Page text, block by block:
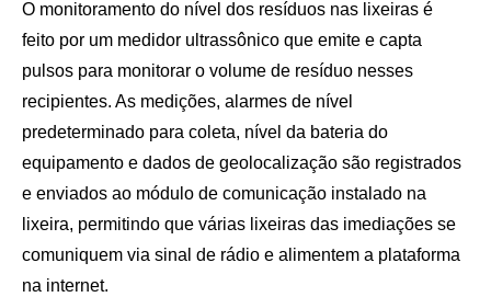
O monitoramento do nível dos resíduos nas lixeiras é
feito por um medidor ultrassônico que emite e capta
pulsos para monitorar o volume de resíduo nesses
recipientes. As medições, alarmes de nível
predeterminado para coleta, nível da bateria do
equipamento e dados de geolocalização são registrados
e enviados ao módulo de comunicação instalado na
lixeira, permitindo que várias lixeiras das imediações se
comuniquem via sinal de rádio e alimentem a plataforma
na internet.